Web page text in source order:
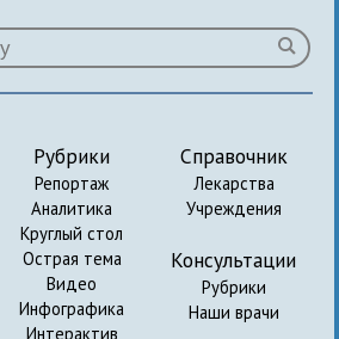
Рубрики
Репортаж
Аналитика
Круглый стол
Острая тема
Видео
Инфографика
Интерактив
Справочник
Лекарства
Учреждения
Консультации
Рубрики
Наши врачи